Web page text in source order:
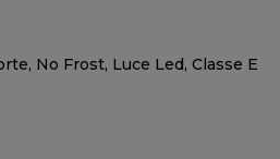
No Frost, Luce Led, Classe E